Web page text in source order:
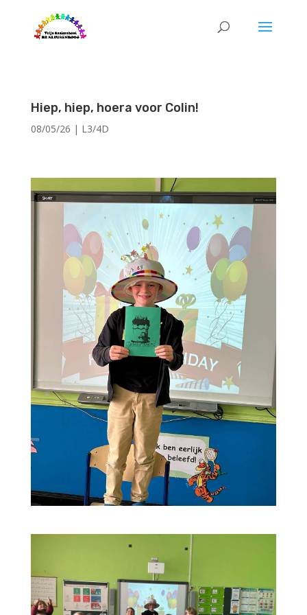
Hiep, hiep, hoera voor Colin!
08/05/26 | L3/4D